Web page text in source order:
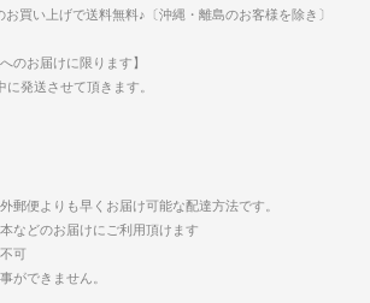
買い上げで送料無料♪〔沖縄・離島のお客様を除き〕
のお届けに限ります】
発送させて頂きます。
郵便よりも早くお届け可能な配達方法です。
などのお届けにご利用頂けます
可
ができません。